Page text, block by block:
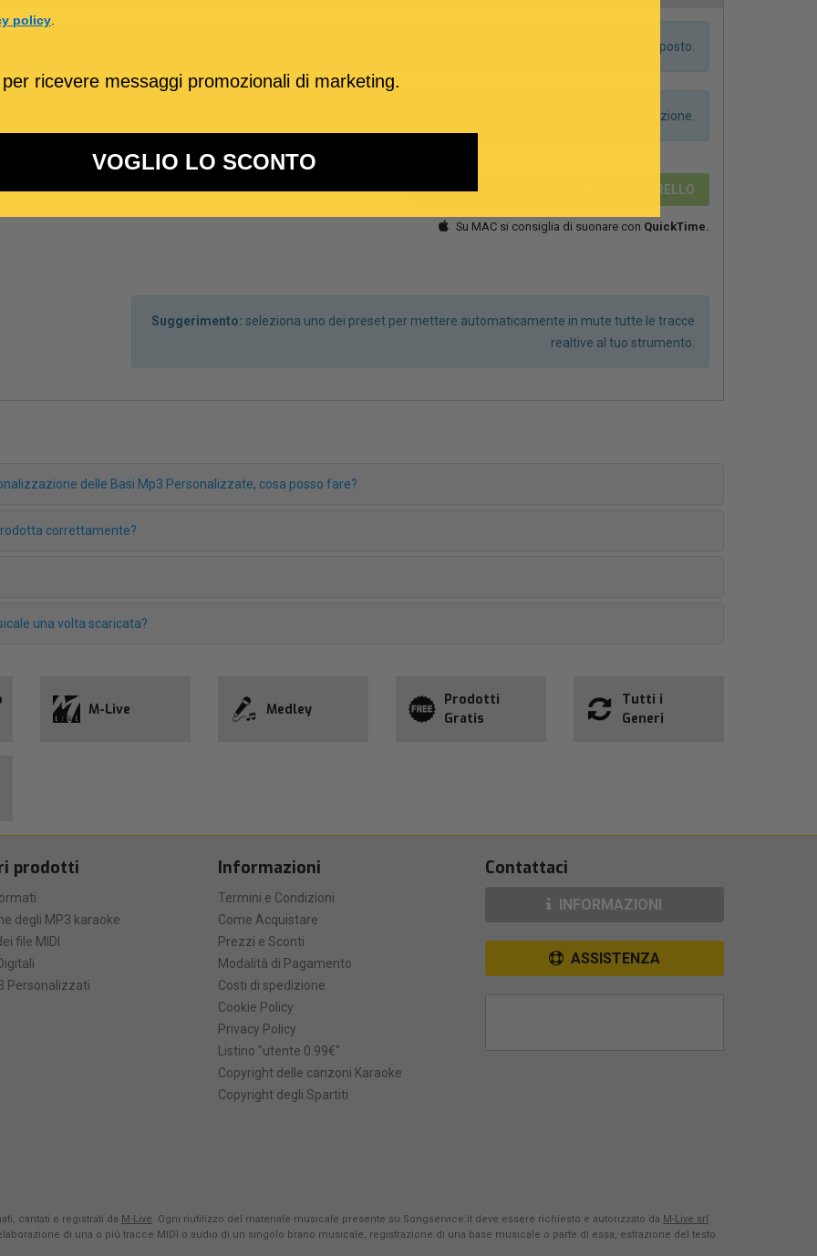
Se la base Metronomo-Click viene inserita su uno dei due canali la base suonerà sul canale opposto.
Le tonalità indicate con (*) non subiranno alcuna transposizione durante la generazione.
2,89 € SALVA ED AGGIUNGI AL CARRELLO
Su MAC si consiglia di suonare con QuickTime.
Suggerimento: seleziona uno dei preset per mettere automaticamente in mute tutte le tracce
realtive al tuo strumento.
delle Basi Mp3 Personalizzate, cosa posso fare?
correttamente?
una volta scaricata?
M-Live Medley
Prodotti
Gratis
Tutti i
Generi
prodotti
degli MP3 karaoke
file MIDI
Personalizzati
Informazioni
Termini e Condizioni
Come Acquistare
Prezzi e Sconti
Modalità di Pagamento
Costi di spedizione
Cookie Policy
Privacy Policy
Listino "utente 0.99€"
Copyright delle canzoni Karaoke
Copyright degli Spartiti
Contattaci
INFORMAZIONI
ASSISTENZA
cantati e registrati da M-Live. Ogni riutilizzo del materiale musicale presente su Songservice.it deve essere richiesto e autorizzato da M-Live srl .
di una o più tracce MIDI o audio di un singolo brano musicale, registrazione di una base musicale o parte di essa, estrazione del testo
policy
ricevere messaggi promozionali di marketing.
VOGLIO LO SCONTO